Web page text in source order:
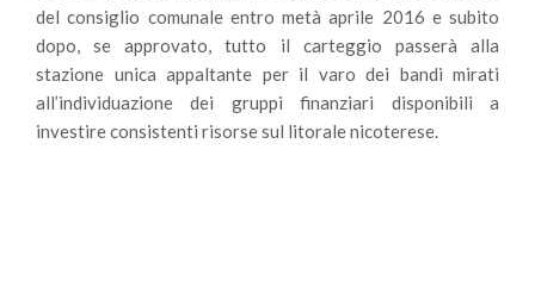
del consiglio comunale entro metà aprile 2016 e subito
dopo, se approvato, tutto il carteggio passerà alla
stazione unica appaltante per il varo dei bandi mirati
all’individuazione dei gruppi finanziari disponibili a
investire consistenti risorse sul litorale nicoterese.